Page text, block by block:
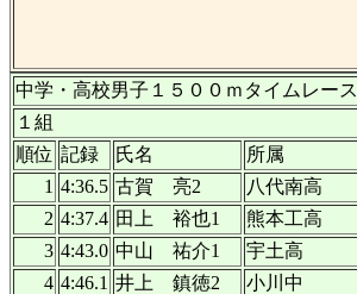
中学・高校男子１５００ｍタイムレース
１組
順位 記録 氏名 所属
1 4:36.5 古賀 亮2 八代南高
2 4:37.4 田上 裕也1 熊本工高
3 4:43.0 中山 祐介1 宇土高
4 4:46.1 井上 鎮徳2 小川中